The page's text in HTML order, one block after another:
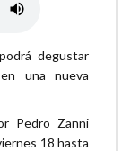
degustar
una nueva
Pedro Zanni
18 hasta